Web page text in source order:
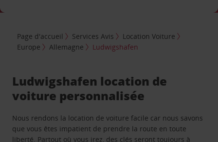
Page d'accueil Services Avis
Location Voiture
Europe
Allemagne Ludwigshafen
Ludwigshafen location de
voiture personnalisée
Nous rendons la location de voiture facile car nous savons
que vous êtes impatient de prendre la route en toute
liberté. Partout où vous irez, des clés seront toujours à